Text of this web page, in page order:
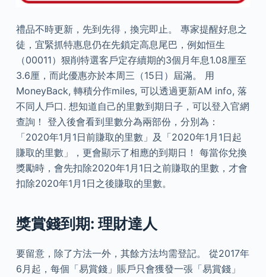
禮品不時更新，先到先得，換完即止。 專家提醒好息之
徒，宜緊抓特惠息仍在先鎖定高息尾巴，例如恒生
（00011）狠削特選客戶定存續期的3個月年息1.08厘至
3.6厘，而此優惠亦於本周三（15日）屆滿。 用
MoneyBack, 轉積分作miles, 可以透過更新AM info, 落
不同人戶口. 想知道自己的里數到期日子，可以登入官網
查詢！ 登入後會看到里數分為兩部份，分別為：
「2020年1月1日前賺取的里數」及「2020年1月1日起
賺取的里數」，更會顯示了相應的到期日！ 每當你兌換
獎勵時，會先扣除2020年1月1日之前賺取的里數，才會
扣除2020年1月1日之後賺取的里數。
獎賞錢到期: 理財達人
要留意，除了方法一外，其餘方法均需登記。 從2017年
6月起，每個「易賞錢」賬戶只會獲發一張「易賞錢」